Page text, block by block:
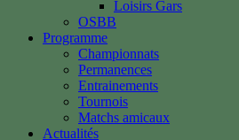
Loisirs Gars
OSBB
Programme
Championnats
Permanences
Entrainements
Tournois
Matchs amicaux
Actualités